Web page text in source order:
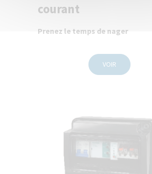
courant
Prenez le temps de nager
VOIR